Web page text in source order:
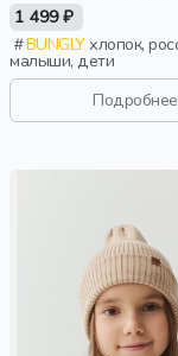
1 499 ₽
BUNGLYхлопок, россия,
малыши, дети
Подробнее